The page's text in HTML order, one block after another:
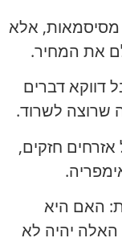
מסיסמאות, אלא
את המחיר.
דווקא דברים
שרוצה לשרוד.
כבר הוכיחה ש-30% של אזרחים חזקים,
האם היא
יהיה לא